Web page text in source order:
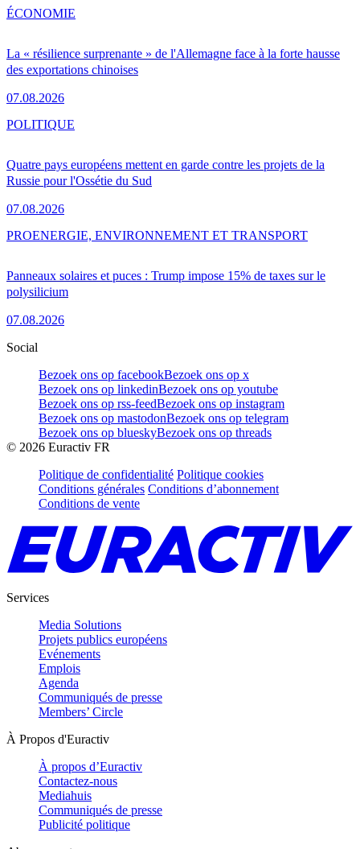
La « résilience surprenante » de l'Allemagne face à la forte hausse
des exportations chinoises
07.08.2026
ÉCONOMIE
Quatre pays européens mettent en garde contre les projets de la
Russie pour l'Ossétie du Sud
07.08.2026
POLITIQUE
Panneaux solaires et puces : Trump impose 15% de taxes sur le
polysilicium
07.08.2026
PROENERGIE, ENVIRONNEMENT ET TRANSPORT
Social
Bezoek ons op facebookBezoek ons op x
Bezoek ons op linkedinBezoek ons op youtube
Bezoek ons op rss-feedBezoek ons op instagram
Bezoek ons op mastodonBezoek ons op telegram
Bezoek ons op blueskyBezoek ons op threads
© 2026 Euractiv FR
Politique de confidentialité Politique cookies
Conditions générales Conditions d’abonnement
Conditions de vente
Services
Media Solutions
Projets publics européens
Evénements
Emplois
Agenda
Communiqués de presse
Members’ Circle
À Propos d'Euractiv
À propos d’Euractiv
Contactez-nous
Mediahuis
Communiqués de presse
Publicité politique